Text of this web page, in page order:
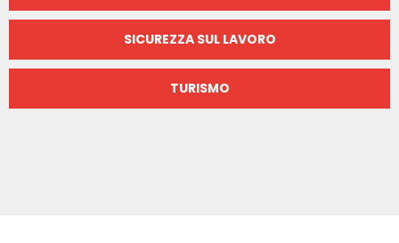
SICUREZZA SUL LAVORO
TURISMO